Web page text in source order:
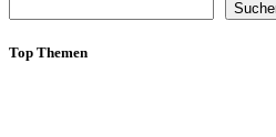
Top Themen